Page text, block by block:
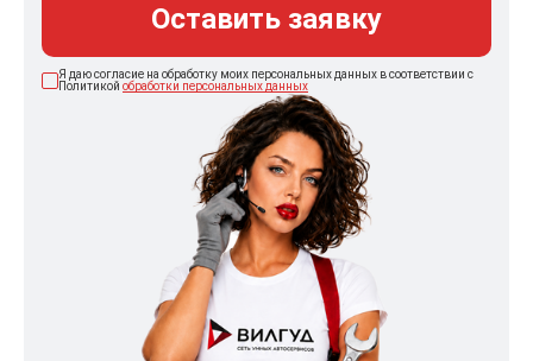
Оставить заявку
Я даю согласие на обработку моих персональных данных в соответствии с
Политикой обработки персональных данных